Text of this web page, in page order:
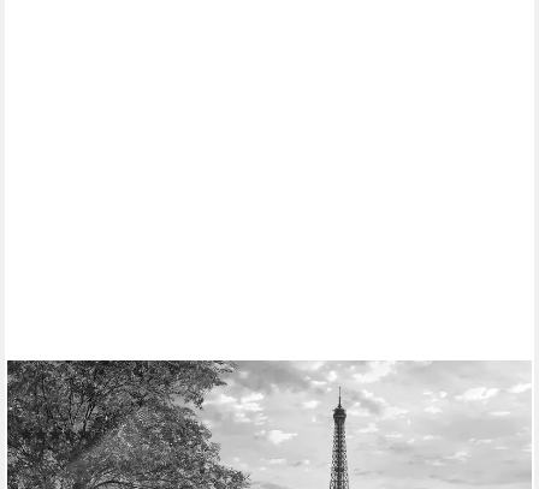
PAPERMOON
Fototapete Paris Schwarz & Weiß
(2)
ab 22,86 €
lieferbar - in 2-3 Werktagen bei dir